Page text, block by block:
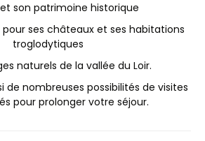
et son patrimoine historique
pour ses châteaux et ses habitations
troglodytiques
naturels de la vallée du Loir.
de nombreuses possibilités de visites
pour prolonger votre séjour.